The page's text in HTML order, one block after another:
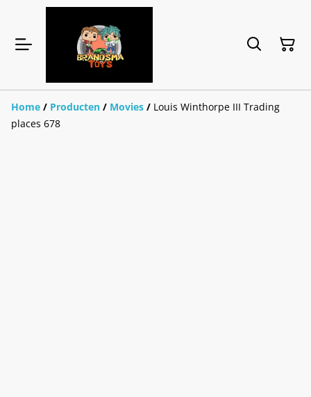
Home / Producten / Movies / Louis Winthorpe III Trading
places 678